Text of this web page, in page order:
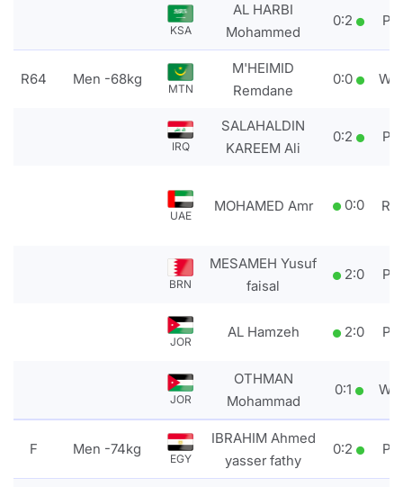
KSA
AL HARBI
Mohammed
0:2
R64 Men -68kg
MTN
M'HEIMID
Remdane
0:0
IRQ
SALAHALDIN
KAREEM Ali
0:2
UAE
MOHAMED Amr 0:0
BRN
MESAMEH Yusuf
faisal
2:0
JOR
AL Hamzeh 2:0
JOR
OTHMAN
Mohammad
0:1
F Men -74kg
EGY
IBRAHIM Ahmed
yasser fathy
0:2